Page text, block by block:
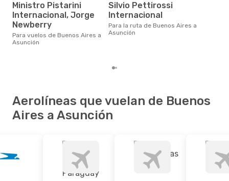
Ministro Pistarini
Internacional, Jorge
Newberry
Para vuelos de Buenos Aires a
Asunción
Silvio Pettirossi
Internacional
Para la ruta de Buenos Aires a
Asunción
Aerolíneas que vuelan de Buenos
Aires a Asunción